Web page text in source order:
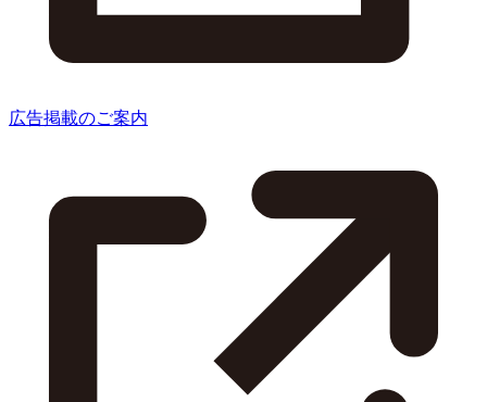
広告掲載のご案内